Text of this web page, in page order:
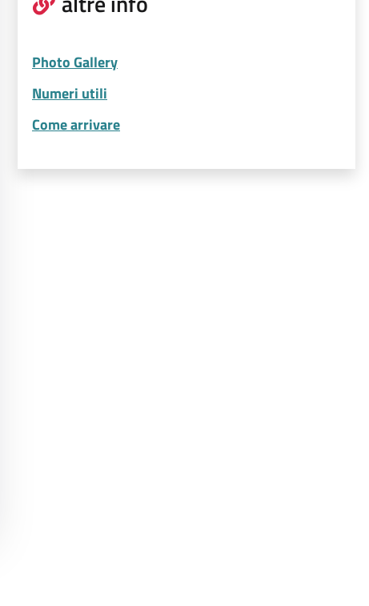
Photo Gallery
Numeri utili
Come arrivare